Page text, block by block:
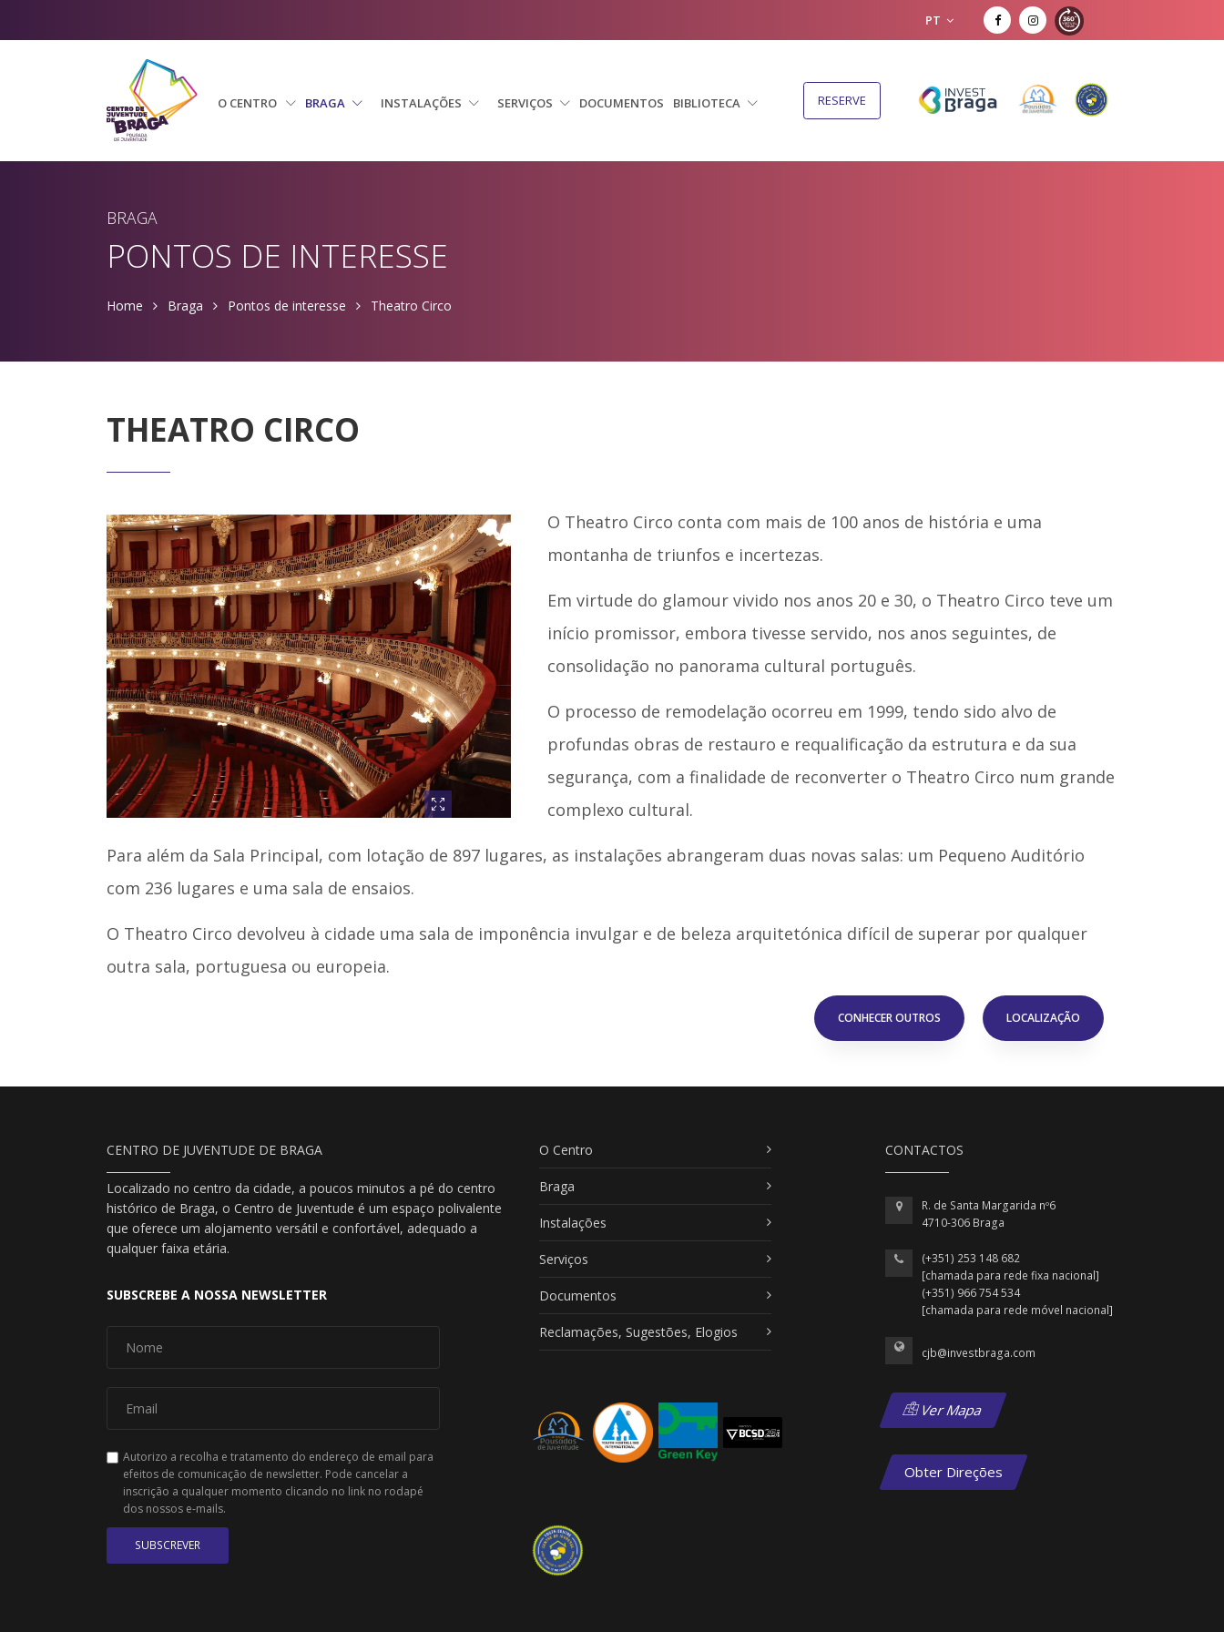
PT
O CENTRO BRAGA INSTALAÇÕES SERVIÇOS DOCUMENTOS BIBLIOTECA RESERVE
BRAGA
PONTOS DE INTERESSE
Home Braga Pontos de interesse Theatro Circo
THEATRO CIRCO
O Theatro Circo conta com mais de 100 anos de história e uma
montanha de triunfos e incertezas.
Em virtude do glamour vivido nos anos 20 e 30, o Theatro Circo teve um
início promissor, embora tivesse servido, nos anos seguintes, de
consolidação no panorama cultural português.
O processo de remodelação ocorreu em 1999, tendo sido alvo de
profundas obras de restauro e requalificação da estrutura e da sua
segurança, com a finalidade de reconverter o Theatro Circo num grande
complexo cultural.
Para além da Sala Principal, com lotação de 897 lugares, as instalações abrangeram duas novas salas: um Pequeno Auditório
com 236 lugares e uma sala de ensaios.
O Theatro Circo devolveu à cidade uma sala de imponência invulgar e de beleza arquitetónica difícil de superar por qualquer
outra sala, portuguesa ou europeia.
CONHECER OUTROS LOCALIZAÇÃO
CENTRO DE JUVENTUDE DE BRAGA
Localizado no centro da cidade, a poucos minutos a pé do centro
histórico de Braga, o Centro de Juventude é um espaço polivalente
que oferece um alojamento versátil e confortável, adequado a
qualquer faixa etária.
SUBSCREBE A NOSSA NEWSLETTER
Autorizo a recolha e tratamento do endereço de email para
efeitos de comunicação de newsletter. Pode cancelar a
inscrição a qualquer momento clicando no link no rodapé
dos nossos e-mails.
SUBSCREVER
O Centro
Braga
Instalações
Serviços
Documentos
Reclamações, Sugestões, Elogios
CONTACTOS
R. de Santa Margarida nº6
4710-306 Braga
(+351) 253 148 682
[chamada para rede fixa nacional]
(+351) 966 754 534
[chamada para rede móvel nacional]
cjb@investbraga.com
Ver Mapa
Obter Direções